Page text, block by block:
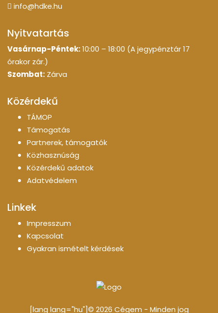
info@hdke.hu
Nyitvatartás
Vasárnap-Péntek:10:00 – 18:00 (A jegypénztár 17
órakor zár.)
Szombat: Zárva
Közérdekű
TÁMOP
Támogatás
Partnerek, támogatók
Közhasznúság
Közérdekű adatok
Adatvédelem
Linkek
Impresszum
Kapcsolat
Gyakran ismételt kérdések
[lang lang="hu"]© 2026 Cégem - Minden jog